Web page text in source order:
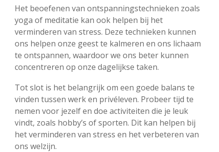
Het beoefenen van ontspanningstechnieken zoals
yoga of meditatie kan ook helpen bij het
verminderen van stress. Deze technieken kunnen
ons helpen onze geest te kalmeren en ons lichaam
te ontspannen, waardoor we ons beter kunnen
concentreren op onze dagelijkse taken.
Tot slot is het belangrijk om een goede balans te
vinden tussen werk en privéleven. Probeer tijd te
nemen voor jezelf en doe activiteiten die je leuk
vindt, zoals hobby’s of sporten. Dit kan helpen bij
het verminderen van stress en het verbeteren van
ons welzijn.